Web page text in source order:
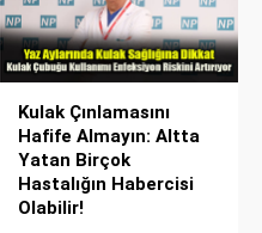
Kulak Çınlamasını
Hafife Almayın: Altta
Yatan Birçok
Hastalığın Habercisi
Olabilir!